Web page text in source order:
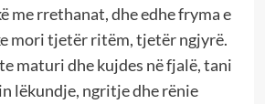
me rrethanat, dhe edhe fryma e
mori tjetër ritëm, tjetër ngjyrë.
maturi dhe kujdes në fjalë, tani
lëkundje, ngritje dhe rënie